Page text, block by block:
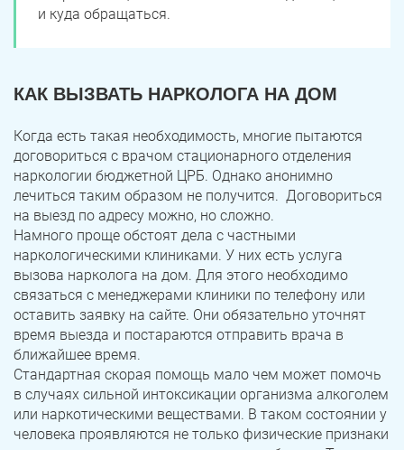
и куда обращаться.
КАК ВЫЗВАТЬ НАРКОЛОГА НА ДОМ
Когда есть такая необходимость, многие пытаются
договориться с врачом стационарного отделения
наркологии бюджетной ЦРБ. Однако анонимно
лечиться таким образом не получится. Договориться
на выезд по адресу можно, но сложно.
Намного проще обстоят дела с частными
наркологическими клиниками. У них есть услуга
вызова нарколога на дом. Для этого необходимо
связаться с менеджерами клиники по телефону или
оставить заявку на сайте. Они обязательно уточнят
время выезда и постараются отправить врача в
ближайшее время.
Стандартная скорая помощь мало чем может помочь
в случаях сильной интоксикации организма алкоголем
или наркотическими веществами. В таком состоянии у
человека проявляются не только физические признаки